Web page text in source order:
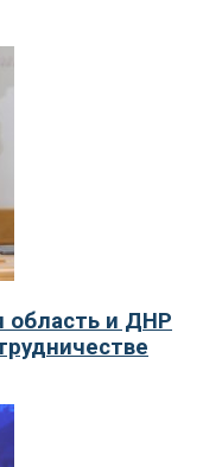
область и ДНР